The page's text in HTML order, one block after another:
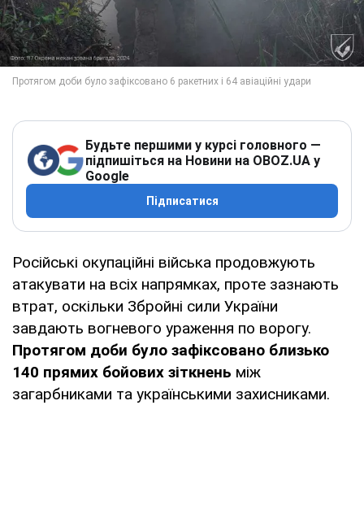
Будьте першими у курсі головного —
підпишіться на Новини на OBOZ.UA у
Google
Підписатися
Російські окупаційні війська продовжують
атакувати на всіх напрямках, проте зазнають
втрат, оскільки Збройні сили України
завдають вогневого ураження по ворогу.
Протягом доби було зафіксовано близько
140 прямих бойових зіткнень між
загарбниками та українськими захисниками.